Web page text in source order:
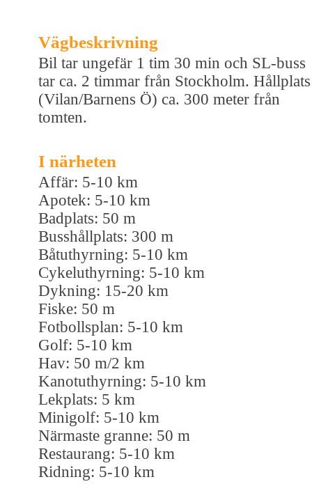
Vägbeskrivning
Bil tar ungefär 1 tim 30 min och SL-buss
tar ca. 2 timmar från Stockholm. Hållplats
(Vilan/Barnens Ö) ca. 300 meter från
tomten.
I närheten
Affär: 5-10 km
Apotek: 5-10 km
Badplats: 50 m
Busshållplats: 300 m
Båtuthyrning: 5-10 km
Cykeluthyrning: 5-10 km
Dykning: 15-20 km
Fiske: 50 m
Fotbollsplan: 5-10 km
Golf: 5-10 km
Hav: 50 m/2 km
Kanotuthyrning: 5-10 km
Lekplats: 5 km
Minigolf: 5-10 km
Närmaste granne: 50 m
Restaurang: 5-10 km
Ridning: 5-10 km